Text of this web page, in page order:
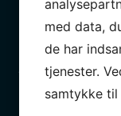
Serviceaftale
På vores
med data,
de har
tjenester.
samtykke